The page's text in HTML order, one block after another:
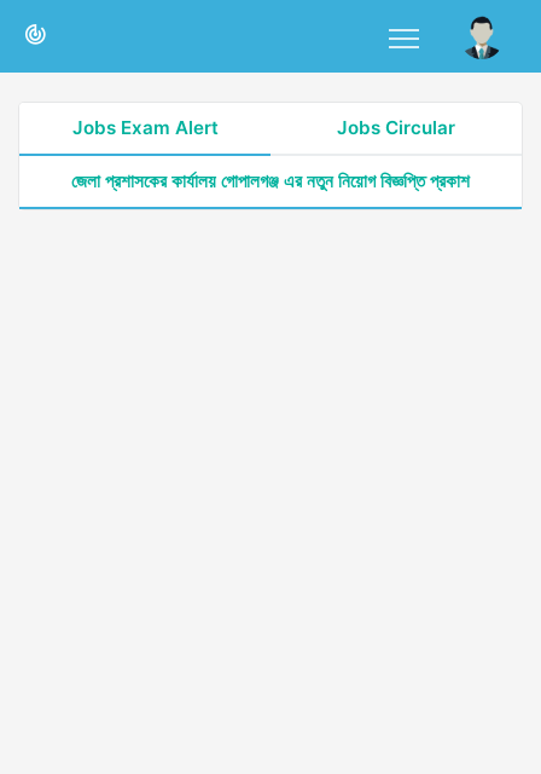
Jobs Exam Alert Jobs Circular
জেলা প্রশাসকের কার্যালয় গোপালগঞ্জ এর নতুন নিয়োগ বিজ্ঞপ্তি প্রকাশ